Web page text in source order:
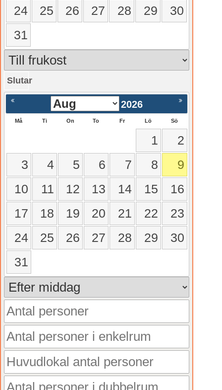
24
25 26 27 28 29
30
31
Slutar
Nästa >
2026
Må Ti On To Fr Lö Sö
1
2
3
4 5 6 7 8
9
10
11 12 13 14 15
16
17
18 19 20 21 22
23
24
25 26 27 28 29
30
31